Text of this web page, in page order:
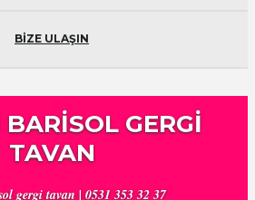
BİZE ULAŞIN
GERGI
TAVAN
gergi tavan | 0531 353 32 37